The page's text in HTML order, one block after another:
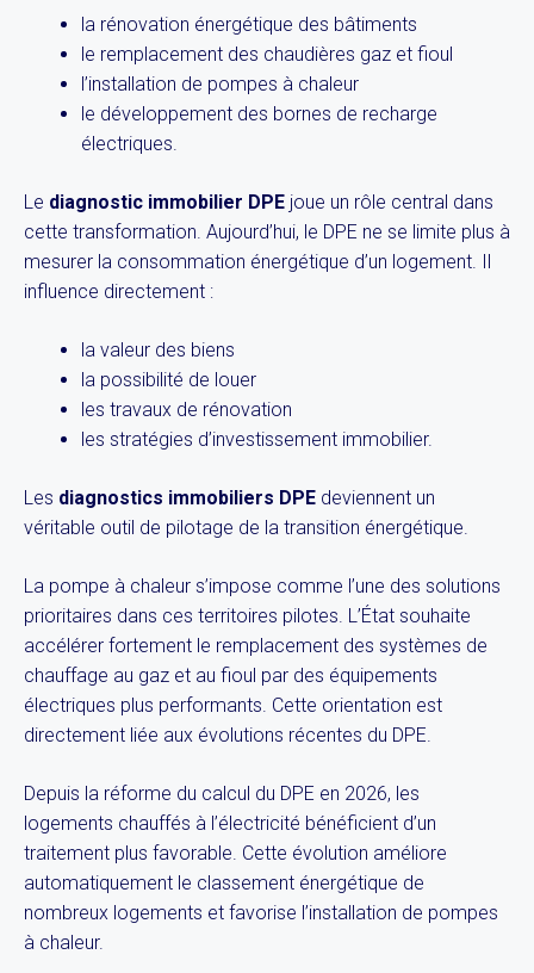
la rénovation énergétique des bâtiments
le remplacement des chaudières gaz et fioul
l’installation de pompes à chaleur
le développement des bornes de recharge
électriques.
Le diagnostic immobilier DPE joue un rôle central dans
cette transformation. Aujourd’hui, le DPE ne se limite plus à
mesurer la consommation énergétique d’un logement. Il
influence directement :
la valeur des biens
la possibilité de louer
les travaux de rénovation
les stratégies d’investissement immobilier.
Les diagnostics immobiliers DPE deviennent un
véritable outil de pilotage de la transition énergétique.
La pompe à chaleur s’impose comme l’une des solutions
prioritaires dans ces territoires pilotes. L’État souhaite
accélérer fortement le remplacement des systèmes de
chauffage au gaz et au fioul par des équipements
électriques plus performants. Cette orientation est
directement liée aux évolutions récentes du DPE.
Depuis la réforme du calcul du DPE en 2026, les
logements chauffés à l’électricité bénéficient d’un
traitement plus favorable. Cette évolution améliore
automatiquement le classement énergétique de
nombreux logements et favorise l’installation de pompes
à chaleur.